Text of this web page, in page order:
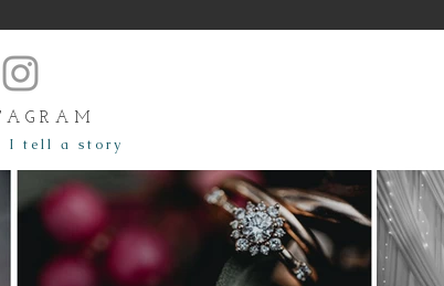
A G R A M
y I t e l l a s t o r y